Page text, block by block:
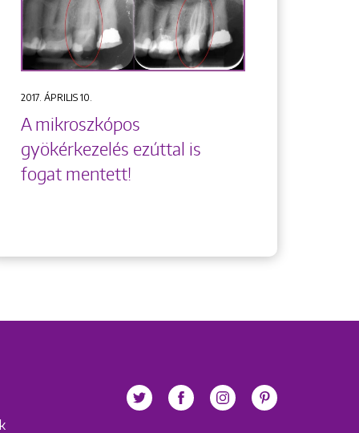
2017. ÁPRILIS 10.
A mikroszkópos
gyökérkezelés ezúttal is
fogat mentett!